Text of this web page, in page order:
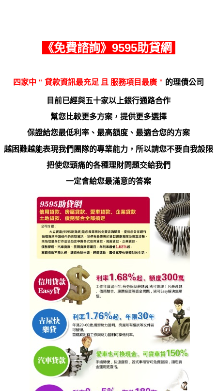
《免費諮詢》9595助貸網
四家中 " 貸款資訊最充足 且 服務項目最廣 " 的理債公司
目前已經與五十家以上銀行通路合作
幫您比較更多方案 ， 提供更多選擇
保證給您最低利率、最高額度、最適合您的方案
越困難越能表現我們團隊的專業能力 ，所以請您不要自我設限
把使您頭痛的各種理財問題交給我們
一定會給您最滿意的答案